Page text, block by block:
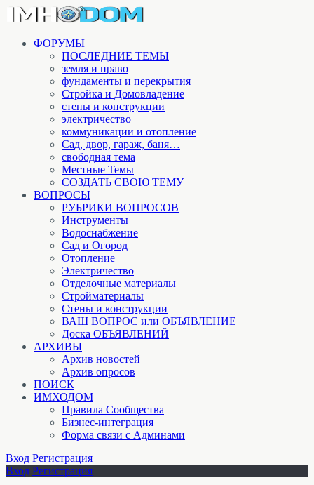
ФОРУМЫ
ПОСЛЕДНИЕ ТЕМЫ
земля и право
фундаменты и перекрытия
Стройка и Домовладение
стены и конструкции
электричество
коммуникации и отопление
Cад, двор, гараж, баня…
свободная тема
Местные Темы
СОЗДАТЬ СВОЮ ТЕМУ
ВОПРОСЫ
РУБРИКИ ВОПРОСОВ
Инструменты
Водоснабжение
Сад и Огород
Отопление
Электричество
Отделочные материалы
Стройматериалы
Стены и конструкции
ВАШ ВОПРОС или ОБЪЯВЛЕНИЕ
Доска ОБЪЯВЛЕНИЙ
АРХИВЫ
Архив новостей
Архив опросов
ПОИСК
ИМХОДОМ
Правила Сообщества
Бизнес-интеграция
Форма связи с Админами
Вход Регистрация
Вход Регистрация